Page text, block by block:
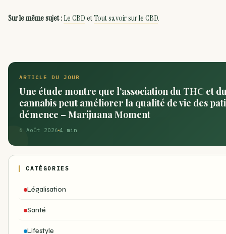
Sur le même sujet :Le CBDetTout savoir sur le CBD.
ARTICLE DU JOUR
Une étude montre que l’association du THC et
cannabis peut améliorer la qualité de vie des
démence – Marijuana Moment
6 Août 2026 4 min
CATÉGORIES
Légalisation
Santé
Lifestyle